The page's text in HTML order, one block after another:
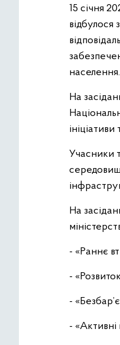
15 січня
відбулося
населення.
На
Учасники
На
- «Раннє
-
-
-